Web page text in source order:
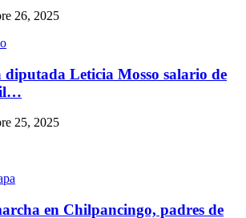
26, 2025
diputada Leticia Mosso salario de
25, 2025
en Chilpancingo, padres de